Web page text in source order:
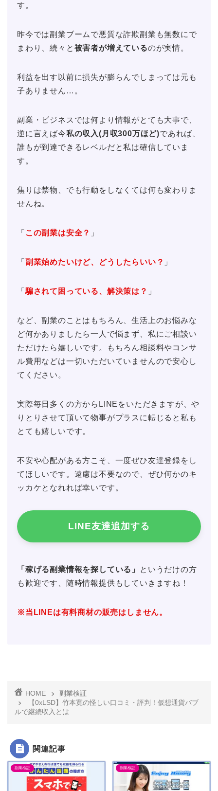
す。
昨今では副業ブームで悪質な詐欺副業も無数にで
まわり、続々と 被害者が増えているのが実情。
利益を出す以前に損失が膨らんでしまっては元も
子ありません…。
副業・ビジネスでは何より情報がとても大事で、
逆に言えば今私の収入(月収300万ほど)であれば、
誰もが到達できるレベルだと私は確信していま
す。
焦りは禁物、でも行動をしなくては何も変わりま
せんね。
「 この副業は安全？ 」
「 副業始めたいけど、どうしたらいい？ 」
「騙されて困っている、解決策は？ 」
など、副業のことはもちろん、生活上のお悩みな
ど何かありましたら一人で悩まず、私にご相談い
ただけたら嬉しいです。もちろん相談料やコンサ
ル費用などは一切いただいていませんので安心し
てください。
実際毎日多くの方からLINEをいただきますが、や
りとりさせて頂いて物事がプラスに転じると私も
とても嬉しいです。
不安や心配がある方こそ、一度ぜひ友達登録をし
てほしいです。遠慮は不要なので、ぜひ何かのキ
ッカケとなれれば幸いです。
LINE友達追加する
「稼げる副業情報を探している」
というだけの方
も歓迎です、随時情報提供もしていきますね！
※当LINEは有料商材の販売はしません。
HOME
副業検証
【0xLSD】竹本寛の怪しい口コミ・評判！仮想通貨バブ
ルで継続収入とは
関連記事
副業検証 副業検証